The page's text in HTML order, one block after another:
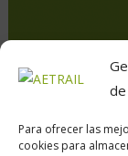
Para ofrecer las
cookies para